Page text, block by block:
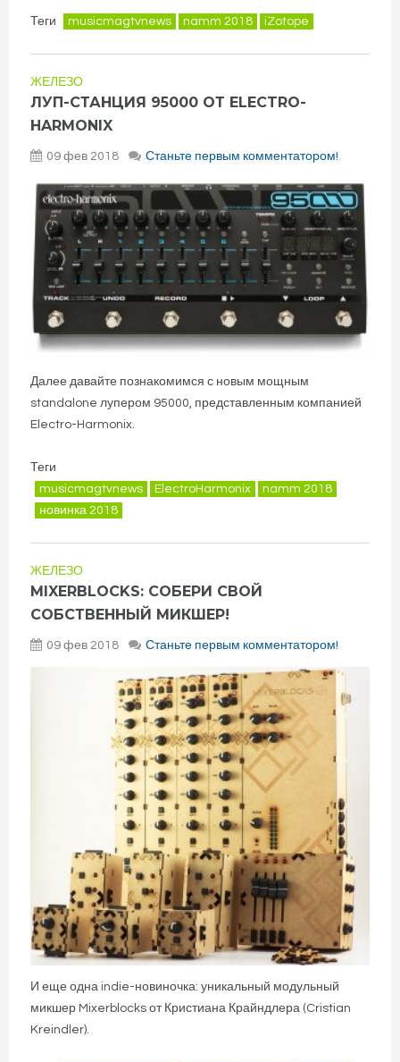
Теги musicmagtvnews namm 2018 iZotope
ЖЕЛЕЗО
ЛУП-СТАНЦИЯ 95000 ОТ ELECTRO-
HARMONIX
09 фев 2018 Станьте первым комментатором!
Далее давайте познакомимся с новым мощным
standalone лупером 95000, представленным компанией
Electro-Harmonix.
Теги
musicmagtvnews
ElectroHarmonix
namm 2018
новинка 2018
ЖЕЛЕЗО
MIXERBLOCKS: СОБЕРИ СВОЙ
СОБСТВЕННЫЙ МИКШЕР!
09 фев 2018 Станьте первым комментатором!
И еще одна indie-новиночка: уникальный модульный
микшер Mixerblocks от Кристиана Крайндлера (Cristian
Kreindler).